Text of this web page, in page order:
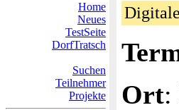
Home
Neues
TestSeite
DorfTratsch
Suchen
Teilnehmer
Projekte
Ort: